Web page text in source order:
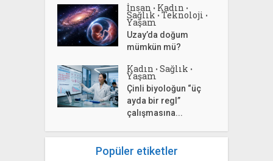
İnsan • Kadın •
Sağlık • Teknoloji •
Yaşam
Uzay’da doğum
mümkün mü?
Kadın • Sağlık •
Yaşam
Çinli biyoloğun “üç
ayda bir regl”
çalışmasına...
Popüler etiketler